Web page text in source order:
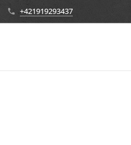
+421919293437